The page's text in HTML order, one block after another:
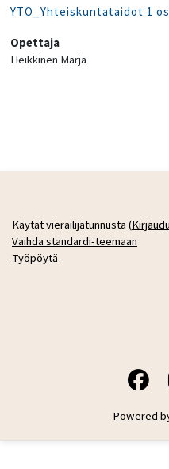
YTO_Yhteiskuntataidot 1
Opettaja
Heikkinen Marja
Käytät vierailijatunnusta (Kirjaudu
Vaihda standardi-teemaan
Työpöytä
Powered